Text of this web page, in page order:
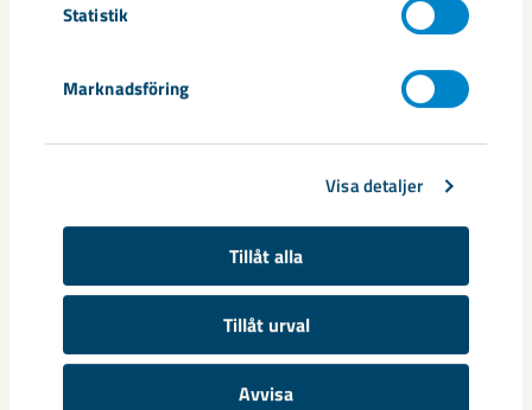
Statistik
Marknadsföring
Visa detaljer
Tillåt alla
Tillåt urval
Avvisa
Handbollstalanger upptäckte en
annan sida av Kiruna
Kirunaborna fick under helgen uppleva handboll på hög nivå
när ungdomslandslag från Sverige, Norge, Portugal och